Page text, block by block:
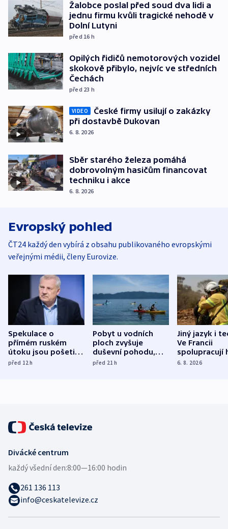
Žalobce poslal před soud dva lidi a
jednu firmu kvůli tragické nehodě v
Dolní Lutyni
před 16 h
Opilých řidičů nemotorových vozidel
skokově přibylo, nejvíc ve středních
Čechách
před 23 h
VIDEO
České firmy usilují o zakázky
při dostavbě Dukovan
6. 8. 2026
Sběr starého železa pomáhá
dobrovolným hasičům financovat
techniku i akce
6. 8. 2026
Evropský pohled
ČT24 každý den vybírá z obsahu publikovaného evropskými
veřejnými médii, členy Eurovize.
Spekulace o
přímém ruském
útoku jsou pošetilé,
míní estonský
před 12h
Pobyt u vodních
ploch zvyšuje
duševní pohodu,
ukázala
před 21h
Jiný jazyk i
Ve Francii
spolupracují
různých zemí
6. 8. 2026
Divácké centrum
každý všední den:8:00—16:00 hodin
261 136 113
info@ceskatelevize.cz